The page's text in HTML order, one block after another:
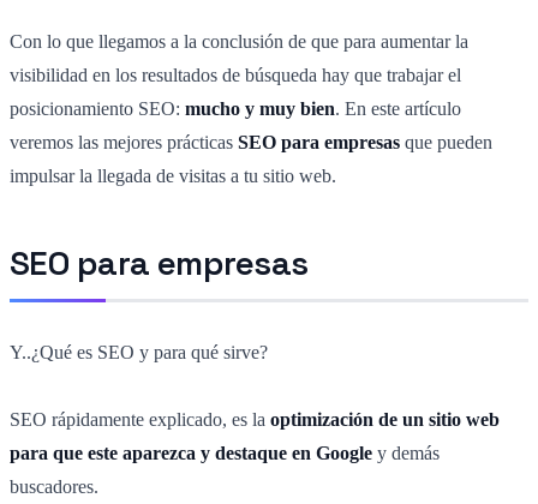
Con lo que llegamos a la conclusión de que para aumentar la
visibilidad en los resultados de búsqueda hay que trabajar el
posicionamiento SEO: mucho y muy bien. En este artículo
veremos las mejores prácticas SEO para empresas que pueden
impulsar la llegada de visitas a tu sitio web.
SEO para empresas
Y..¿Qué es SEO y para qué sirve?
SEO rápidamente explicado, es la optimización de un sitio web
para que este aparezca y destaque en Google y demás
buscadores.